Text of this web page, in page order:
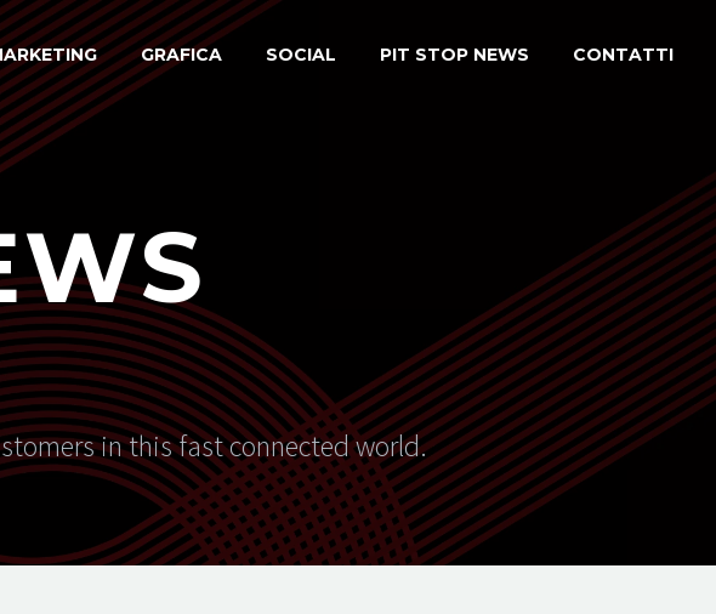
GRAFICA SOCIAL PIT STOP NEWS CONTATTI
in this fast connected world.